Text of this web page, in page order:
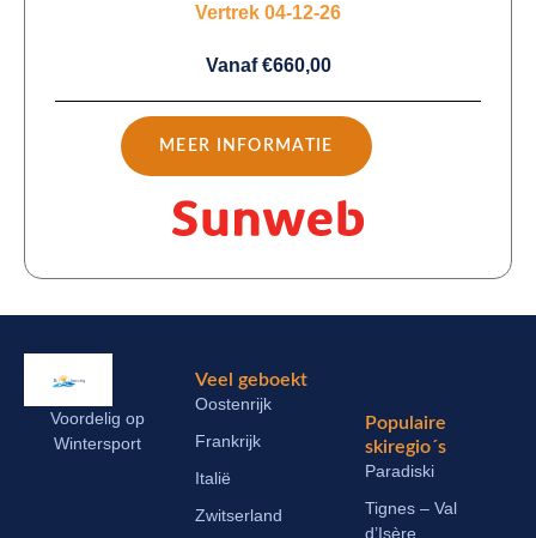
Vertrek 04-12-26
Vanaf €660,00
MEER INFORMATIE
Voordelig op
Wintersport
Veel geboekt
Oostenrijk
Frankrijk
Italië
Zwitserland
Populaire
skiregio´s
Paradiski
Tignes – Val
d’Isère